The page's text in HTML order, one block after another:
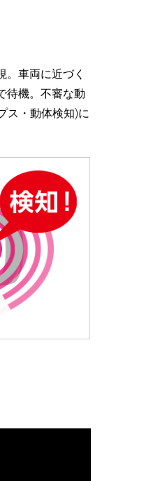
。車両に近づく
待機。不審な動
ス・動体検知)に